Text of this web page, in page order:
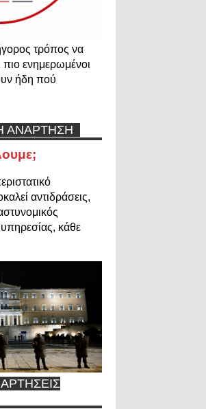
τρόπος να
ενημερωμένοι
ήδη πού
ΑΝΑΡΤΗΣΗ
αντιδράσεις,
υπηρεσίας, κάθε